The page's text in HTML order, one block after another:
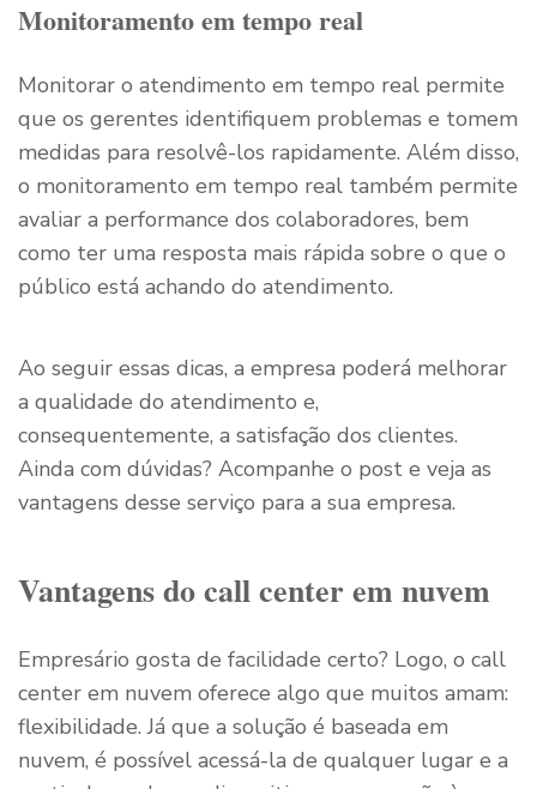
Monitoramento em tempo real
Monitorar o atendimento em tempo real permite
que os gerentes identifiquem problemas e tomem
medidas para resolvê-los rapidamente. Além disso,
o monitoramento em tempo real também permite
avaliar a performance dos colaboradores, bem
como ter uma resposta mais rápida sobre o que o
público está achando do atendimento.
Ao seguir essas dicas, a empresa poderá melhorar
a qualidade do atendimento e,
consequentemente, a satisfação dos clientes.
Ainda com dúvidas? Acompanhe o post e veja as
vantagens desse serviço para a sua empresa.
Vantagens do call center em nuvem
Empresário gosta de facilidade certo? Logo, o call
center em nuvem oferece algo que muitos amam:
flexibilidade. Já que a solução é baseada em
nuvem, é possível acessá-la de qualquer lugar e a